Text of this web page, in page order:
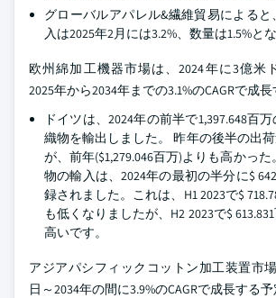
グローバルアパレル&繊維貿易による
入は2025年2月には3.2%、数量は1.5%と
欧州綿加工機器市場は、2024年に3億米
2025年から2034年までの3.1%のCAGRで成長
ドイツは、2024年の前半で1,397.648百
織物を輸出しました。 昨年の後半の出荷
が、前年($1,279.046百万)よりも高かっ
物の輸入は、2024年の最初の半分に$
録されました。これは、H1 2023で$
も低くなりましたが、H2 2023で$
高いです。
アジアパシフィックコットン加工装置市
日～2034年の間に3.9%のCAGRで成長する予